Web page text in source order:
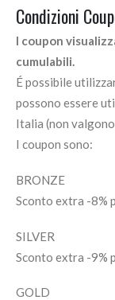
Condizioni
I coupon
cumulabili.
É possibile
possono essere
Italia (non
I coupon sono:
BRONZE
Sconto extra -8%
SILVER
Sconto extra -9%
GOLD